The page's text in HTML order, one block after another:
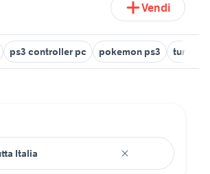
Vendi
ps3 controller pc pokemon ps3 turok ps3